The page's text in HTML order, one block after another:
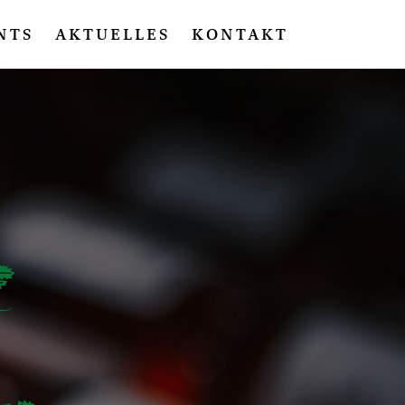
AKTUELLES KONTAKT